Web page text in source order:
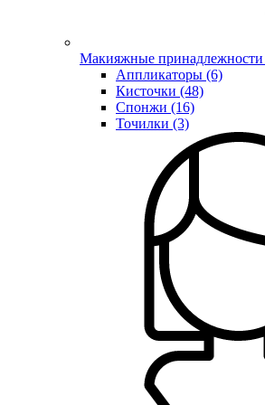
Макияжные принадлежности
Аппликаторы (6)
Кисточки (48)
Спонжи (16)
Точилки (3)